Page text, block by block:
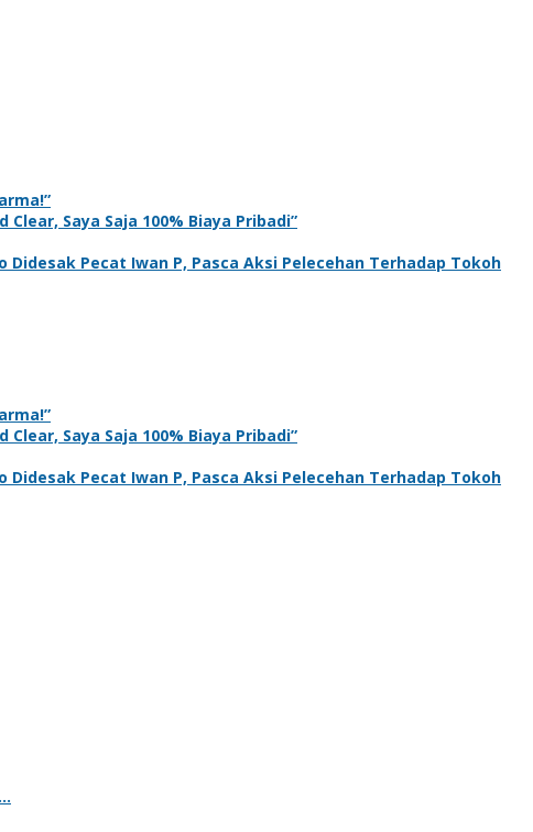
Saya Saja 100% Biaya Pribadi”
Pecat Iwan P, Pasca Aksi Pelecehan Terhadap Tokoh
Saya Saja 100% Biaya Pribadi”
Pecat Iwan P, Pasca Aksi Pelecehan Terhadap Tokoh